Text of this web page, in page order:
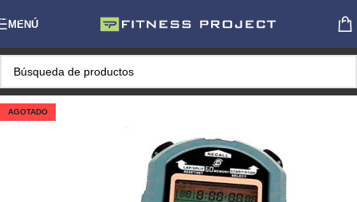
Skip to navigation
Skip to main content
MENÚ
AGOTADO